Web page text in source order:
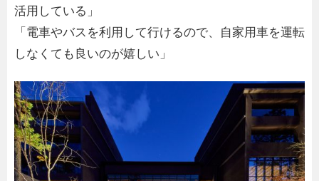
活用している」
「電車やバスを利用して行けるので、自家用車を運転
しなくても良いのが嬉しい」